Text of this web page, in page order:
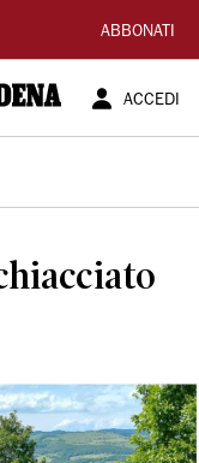
ABBONATI
ACCEDI